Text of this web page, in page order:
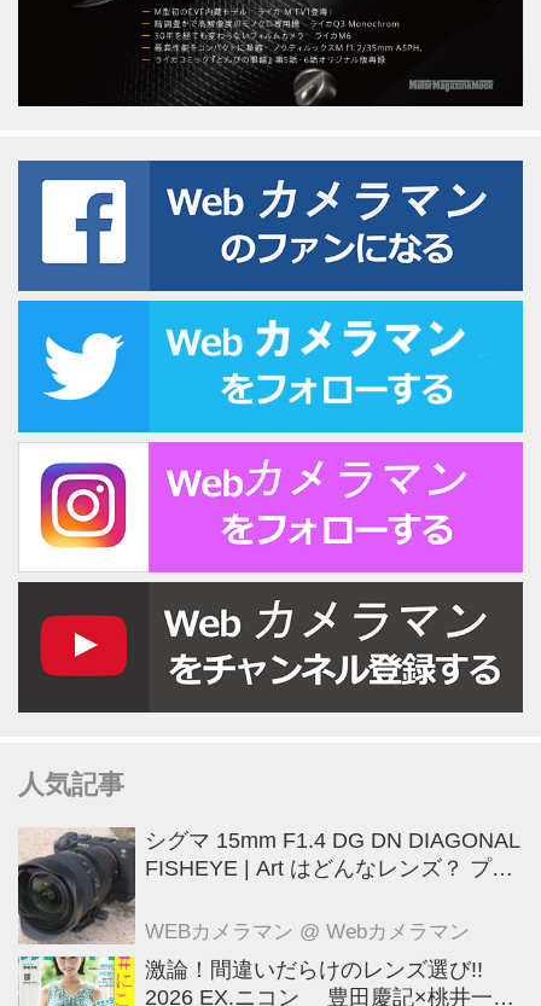
人気記事
シグマ 15mm F1.4 DG DN DIAGONAL
FISHEYE | Art はどんなレンズ？ プロ
WEBカメラマン @ Webカメラマン
激論！間違いだらけのレンズ選び!!
2026 EX.ニコン 豊田慶記×桃井一至